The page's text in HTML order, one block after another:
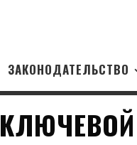
ЗАКОНОДАТЕЛЬСТВО